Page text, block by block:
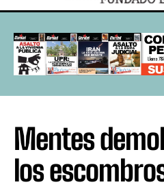
Mentes
los